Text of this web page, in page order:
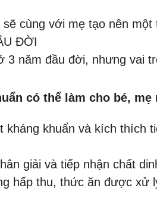
cùng với mẹ tạo nên
ĐỜI
năm đầu đời, nhưng vai
có thể làm cho bé, mẹ
khuẩn và kích thích
giải và tiếp nhận chất
hấp thu, thức ăn được